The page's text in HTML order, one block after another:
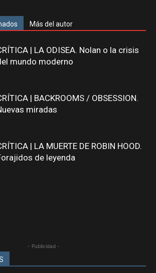
Más del autor
| LA ODISEA. Nolan o la crisis
mundo moderno
| BACKROOMS / OBSESSION.
miradas
| LA MUERTE DE ROBIN HOOD.
de leyenda
- Publicidad -